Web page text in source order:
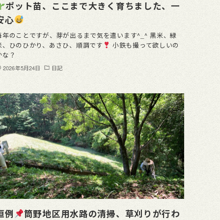
ポット苗、ここまで大きく育ちました、一
心
年のことですが、芽が出るまで気を遣います^_^ 黒米、緑
、ひのひかり、あさひ、順調です
小鉄も撮って欲しいの
な？
2026年5月24日 日記
例 筒野地区用水路の清掃、草刈りが行わ